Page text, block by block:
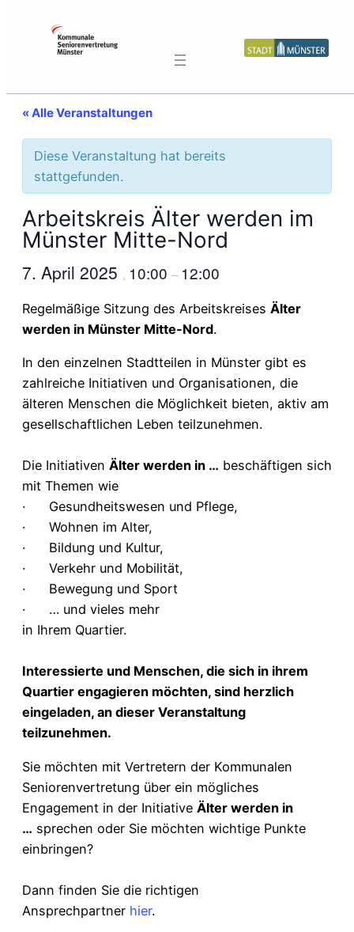
« Alle Veranstaltungen
Diese Veranstaltung hat bereits
stattgefunden.
Arbeitskreis Älter werden im
Münster Mitte-Nord
7. April 2025 , 10:00 – 12:00
Regelmäßige Sitzung des Arbeitskreises Älter
werden in Münster Mitte-Nord.
In den einzelnen Stadtteilen in Münster gibt es
zahlreiche Initiativen und Organisationen, die
älteren Menschen die Möglichkeit bieten, aktiv am
gesellschaftlichen Leben teilzunehmen.
Die Initiativen Älter werden in … beschäftigen sich
mit Themen wie
· Gesundheitswesen und Pflege,
· Wohnen im Alter,
· Bildung und Kultur,
· Verkehr und Mobilität,
· Bewegung und Sport
· … und vieles mehr
in Ihrem Quartier.
Interessierte und Menschen, die sich in ihrem
Quartier engagieren möchten, sind herzlich
eingeladen, an dieser Veranstaltung
teilzunehmen.
Sie möchten mit Vertretern der Kommunalen
Seniorenvertretung über ein mögliches
Engagement in der Initiative Älter werden in
… sprechen oder Sie möchten wichtige Punkte
einbringen?
Dann finden Sie die richtigen
Ansprechpartner hier.